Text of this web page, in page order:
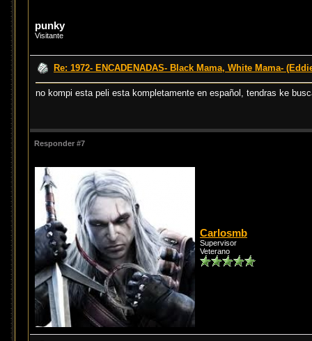
punky
Visitante
Re: 1972- ENCADENADAS- Black Mama, White Mama-
no kompi esta peli esta kompletamente en español, tendras ke
Responder #7
Carlosmb
Supervisor
Veterano